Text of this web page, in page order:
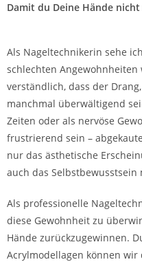
Damit du Deine Hände
Als Nageltechnikerin sehe
schlechten Angewohnheiten
verständlich, dass der
manchmal überwältigend
Zeiten oder als nervöse
frustrierend sein –
nur das ästhetische
auch das
Als professionelle
diese Gewohnheit zu
Hände zurückzugewinnen.
Acrylmodellagen können